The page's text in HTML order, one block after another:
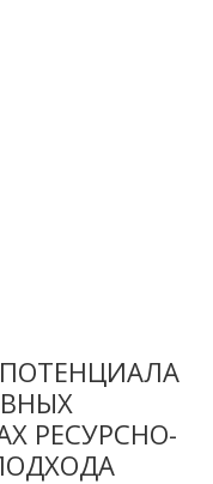
РЕСУРСНО-